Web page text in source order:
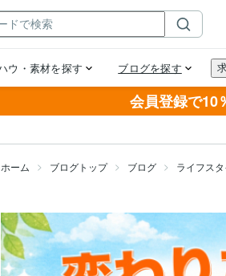
会員登録で10
ホーム ブログトップ ブログ ライフス